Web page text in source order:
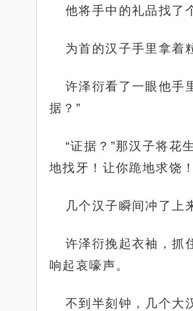
他将手中的礼品找了
为首的汉子手里拿着
许泽衍看了一眼他手
据？”
“证据？”那汉子将花
地找牙！让你跪地求饶
几个汉子瞬间冲了上
许泽衍挽起衣袖，抓
响起哀嚎声。
不到半刻钟，几个大